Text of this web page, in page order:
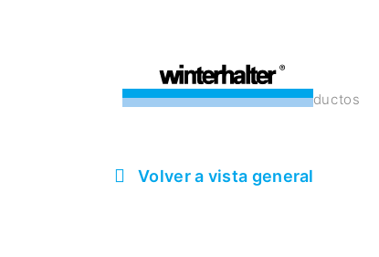
Productos
Volver a vista general